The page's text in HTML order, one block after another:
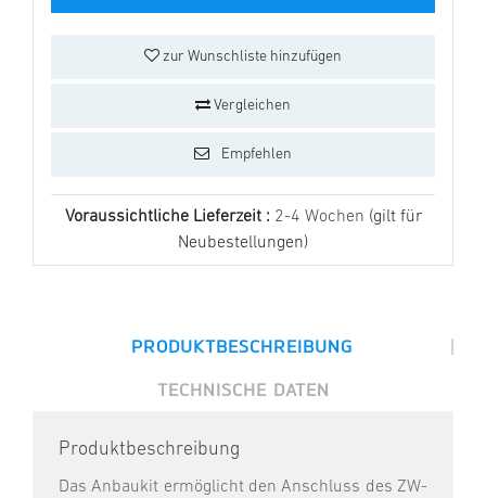
zur Wunschliste hinzufügen
Vergleichen
Empfehlen
Voraussichtliche Lieferzeit : 2-4 Wochen (gilt für
Neubestellungen)
PRODUKTBESCHREIBUNG |
TECHNISCHE DATEN
Produktbeschreibung
Das Anbaukit ermöglicht den Anschluss des ZW-